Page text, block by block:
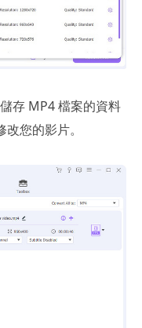
存 MP4 檔案的資料
改您的影片。